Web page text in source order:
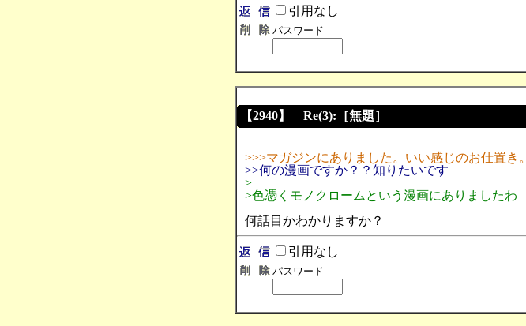
引用なし
パスワード
【2940】 Re(3):［無題］
>>>マガジンにありました。いい感じのお仕置き。
>>何の漫画ですか？？知りたいです
>
>色憑くモノクロームという漫画にありましたわ
何話目かわかりますか？
引用なし
パスワード